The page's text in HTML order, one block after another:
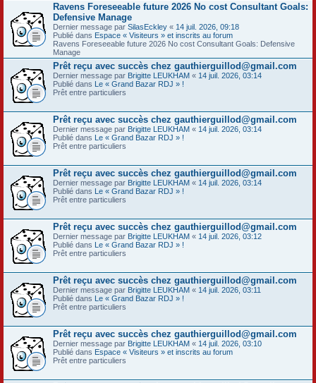
Ravens Foreseeable future 2026 No cost Consultant Goals:
Defensive Manage
Dernier message par SilasEckley « 14 juil. 2026, 09:18
Publié dans Espace « Visiteurs » et inscrits au forum
Ravens Foreseeable future 2026 No cost Consultant Goals: Defensive
Manage
Prêt reçu avec succès chez gauthierguillod@gmail.com
Dernier message par Brigitte LEUKHAM « 14 juil. 2026, 03:14
Publié dans Le « Grand Bazar RDJ » !
Prêt entre particuliers
Prêt reçu avec succès chez gauthierguillod@gmail.com
Dernier message par Brigitte LEUKHAM « 14 juil. 2026, 03:14
Publié dans Le « Grand Bazar RDJ » !
Prêt entre particuliers
Prêt reçu avec succès chez gauthierguillod@gmail.com
Dernier message par Brigitte LEUKHAM « 14 juil. 2026, 03:14
Publié dans Le « Grand Bazar RDJ » !
Prêt entre particuliers
Prêt reçu avec succès chez gauthierguillod@gmail.com
Dernier message par Brigitte LEUKHAM « 14 juil. 2026, 03:12
Publié dans Le « Grand Bazar RDJ » !
Prêt entre particuliers
Prêt reçu avec succès chez gauthierguillod@gmail.com
Dernier message par Brigitte LEUKHAM « 14 juil. 2026, 03:11
Publié dans Le « Grand Bazar RDJ » !
Prêt entre particuliers
Prêt reçu avec succès chez gauthierguillod@gmail.com
Dernier message par Brigitte LEUKHAM « 14 juil. 2026, 03:10
Publié dans Espace « Visiteurs » et inscrits au forum
Prêt entre particuliers